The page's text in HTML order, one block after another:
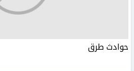
حوادث طرق